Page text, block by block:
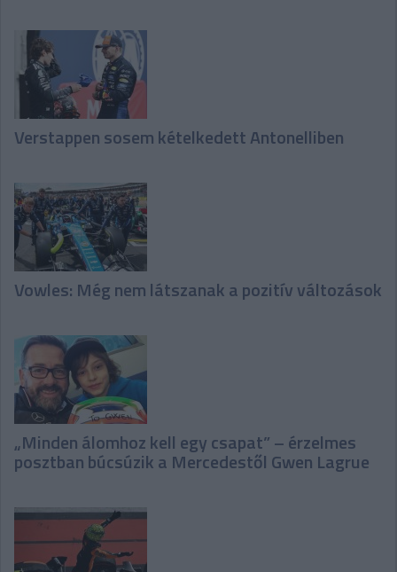
Verstappen sosem kételkedett Antonelliben
Vowles: Még nem látszanak a pozitív változások
„Minden álomhoz kell egy csapat” – érzelmes
posztban búcsúzik a Mercedestől Gwen Lagrue